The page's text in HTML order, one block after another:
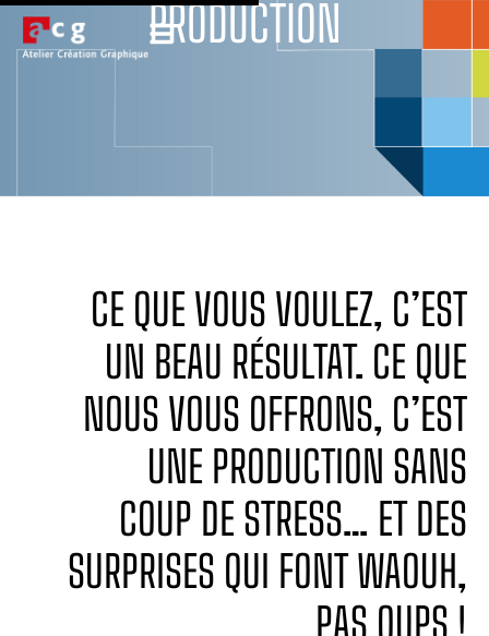
PRODUCTION
CE QUE VOUS VOULEZ, C’EST
UN BEAU RÉSULTAT. CE QUE
NOUS VOUS OFFRONS, C’EST
UNE PRODUCTION SANS
COUP DE STRESS… ET DES
SURPRISES QUI FONT WAOUH,
PAS OUPS !